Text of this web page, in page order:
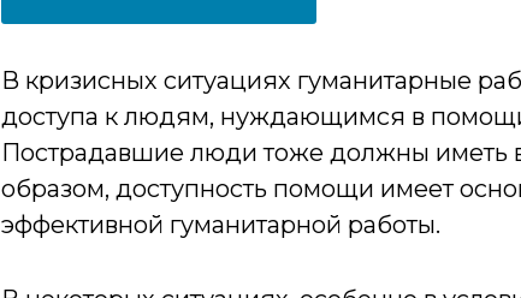
В кризисных ситуациях гуманитарные
доступа к людям, нуждающимся в
Пострадавшие люди тоже должны иметь
образом, доступность помощи имеет
эффективной гуманитарной работы.